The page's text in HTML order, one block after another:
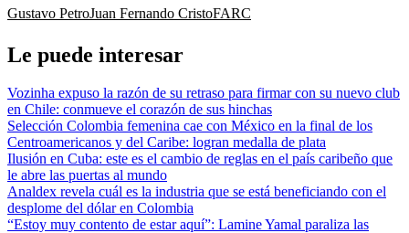
Gustavo PetroJuan Fernando CristoFARC
Le puede interesar
Vozinha expuso la razón de su retraso para firmar con su nuevo club
en Chile: conmueve el corazón de sus hinchas
Selección Colombia femenina cae con México en la final de los
Centroamericanos y del Caribe: logran medalla de plata
Ilusión en Cuba: este es el cambio de reglas en el país caribeño que
le abre las puertas al mundo
Analdex revela cuál es la industria que se está beneficiando con el
desplome del dólar en Colombia
“Estoy muy contento de estar aquí”: Lamine Yamal paraliza las